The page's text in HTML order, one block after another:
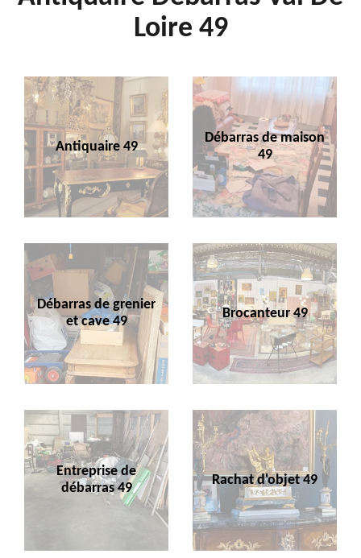
Loire 49
Antiquaire 49
Débarras de maison
49
Débarras de grenier
et cave 49
Brocanteur 49
Entreprise de
débarras 49
Rachat d'objet 49